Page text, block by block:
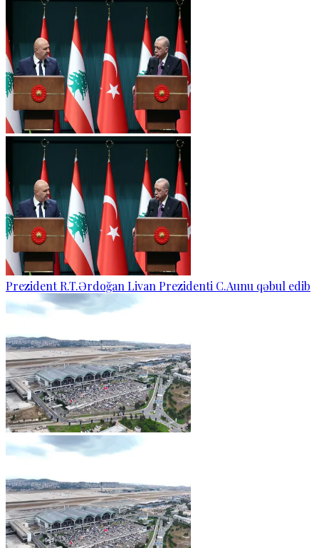
Prezident R.T.Ərdoğan Livan Prezidenti C.Aunu qəbul edib